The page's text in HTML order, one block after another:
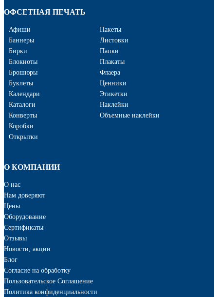
ОФСЕТНАЯ ПЕЧАТЬ
Афиши
Баннеры
Бирки
Блокноты
Брошюры
Буклеты
Календари
Каталоги
Конверты
Коробки
Открытки
Пакеты
Листовки
Папки
Плакаты
Флаера
Ценники
Этикетки
Наклейки
Объемные наклейки
О КОМПАНИИ
О нас
Нам доверяют
Цены
Оборудование
Сертификаты
Отзывы
Новости, акции
Блог
Cогласие на обработку
Пользовательское Соглашение
Политика конфиденциальности